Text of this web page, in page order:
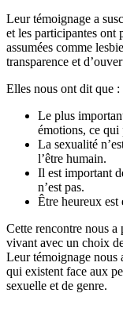
Leur témoignage a
et les participantes ont
assumées comme
transparence et
Elles nous ont dit que :
Le plus
émotions, ce qui
La sexualité
l’être humain.
Il est important
n’est pas.
Être heureux est
Cette rencontre nous a
vivant avec un choix
Leur témoignage nous
qui existent face aux
sexuelle et de genre.